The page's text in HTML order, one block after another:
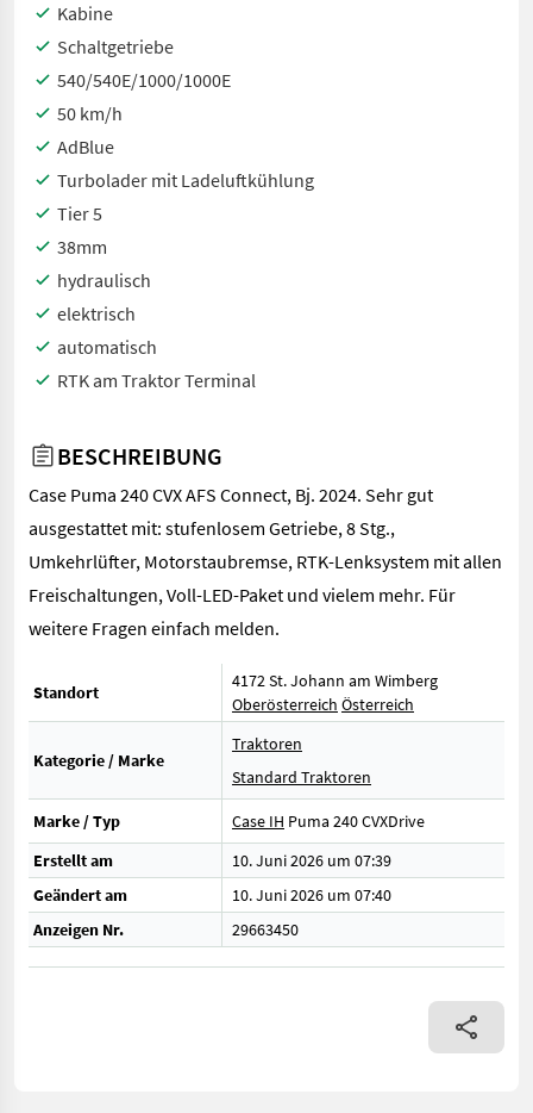
Kabine
Schaltgetriebe
540/540E/1000/1000E
50 km/h
AdBlue
Turbolader mit Ladeluftkühlung
Tier 5
38mm
hydraulisch
elektrisch
automatisch
RTK am Traktor Terminal
BESCHREIBUNG
Case Puma 240 CVX AFS Connect, Bj. 2024. Sehr gut
ausgestattet mit: stufenlosem Getriebe, 8 Stg.,
Umkehrlüfter, Motorstaubremse, RTK-Lenksystem mit allen
Freischaltungen, Voll-LED-Paket und vielem mehr. Für
weitere Fragen einfach melden.
Standort
4172 St. Johann am Wimberg
Oberösterreich Österreich
Kategorie / Marke
Traktoren
Standard Traktoren
Marke / Typ Case IH Puma 240 CVXDrive
Erstellt am
10. Juni 2026 um 07:39
Geändert am
10. Juni 2026 um 07:40
Anzeigen Nr.
29663450